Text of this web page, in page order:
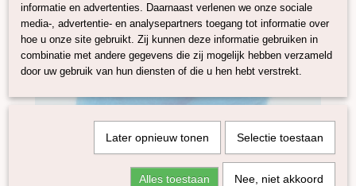
informatie en advertenties. Daarnaast verlenen we onze sociale
media-, advertentie- en analysepartners toegang tot informatie over
hoe u onze site gebruikt. Zij kunnen deze informatie gebruiken in
combinatie met andere gegevens die zij mogelijk hebben verzameld
door uw gebruik van hun diensten of die u hen hebt verstrekt.
Later opnieuw tonen Selectie toestaan
Alles toestaan Nee, niet akkoord